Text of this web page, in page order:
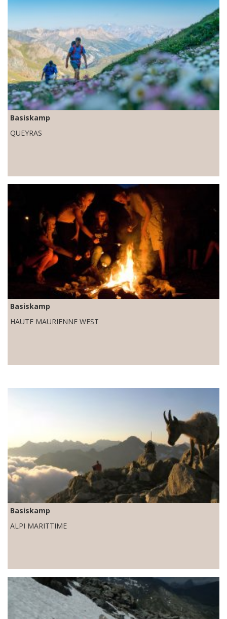
Basiskamp
QUEYRAS
Basiskamp
HAUTE MAURIENNE WEST
Basiskamp
ALPI MARITTIME